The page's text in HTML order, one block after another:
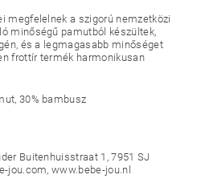
megfelelnek a szigorú nemzetközi
minőségű pamutból készültek,
és a legmagasabb minőséget
frottír termék harmonikusan
30% bambusz
Buitenhuisstraat 1, 7951 SJ
jou.com, www.bebe-jou.nl